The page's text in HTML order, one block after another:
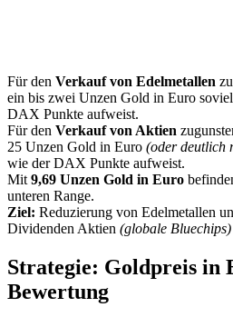
Für den Verkauf von Edelmetallen
ein bis zwei Unzen Gold in Euro
DAX Punkte aufweist.
Für den Verkauf von Aktien
25 Unzen Gold in Euro (oder deutlich
wie der DAX Punkte aufweist.
Mit 9,69 Unzen Gold in Euro
unteren Range.
Ziel: Reduzierung von Edelmetallen
Dividenden Aktien (globale Bluechips)
Strategie: Goldpreis in
Bewertung